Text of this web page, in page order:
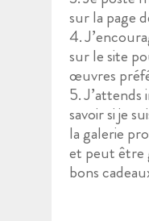
sur la page
4.
sur le site
œuvres
5.
savoir si je
la galerie
et peut être
bons